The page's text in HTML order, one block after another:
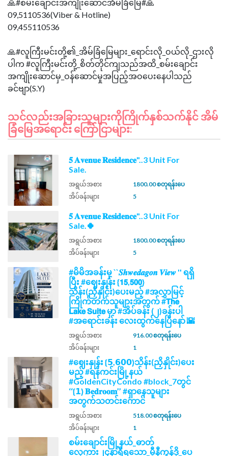
🙏#စမ်းချောင်းအကျိုးဆောင်အိမ်ခြံမြေ#🙏
09,5110536(Viber & Hotline)
09,455110536
🙏#လူကြီးမင်းတို့၏_အိမ်ခြံမြေများ_ရောင်းလို_ဝယ်လို_ဌားလို
ပါက #လူကြီးမင်းတို့_စိတ်တိုင်ကျသည်အထိ_စမ်းချောင်း
အကျိုးဆောင်မှ_ဝန်ဆောင်မှုအပြည့်အဝပေးနေပါသည်
သင်လည်းအခြားသူများကိုကြိုက်နှစ်သက်နိုင် အိမ်
ခြံမြေအရောင်း ကြော်ငြာများ:
𝟓 𝐀𝐯𝐞𝐧𝐮𝐞 𝐑𝐞𝐬𝐢𝐝𝐞𝐧𝐜𝐞"..3 Unit For
Sale.
အရွယ်အစား
1800.00 စတုရန်းပေ
အိပ်ခန်းများ
5
𝟓 𝐀𝐯𝐞𝐧𝐮𝐞 𝐑𝐞𝐬𝐢𝐝𝐞𝐧𝐜𝐞"..3 Unit For
Sale.🍀
အရွယ်အစား
1800.00 စတုရန်းပေ
အိပ်ခန်းများ
5
#မိမိအခန်းမှ ``𝑺𝒉𝒘𝒆𝒅𝒂𝒈𝒐𝒏 𝑽𝒊𝒆𝒘 '' ရရှိ
ပြီး #ဈေးနှုန်း {𝟭𝟱,𝟱𝟬𝟬}
သိန်း(ညှိနှိုင်း)ပေးမည့် #အလွှာမြင့်
ကြိုက်တက်သူများအတွက် #𝗧𝗵𝗲
𝗟𝗮𝗸𝗲 𝗦𝘂𝗶𝘁𝗲 မှာ #အိပ်ခန်း (၂)ခန်းပါ
#အရောင်းခန်း လေးထွက်နေပြီနော် 🌇
အရွယ်အစား
916.00 စတုရန်းပေ
အိပ်ခန်းများ
1
#ဈေးနှုန်း {𝟱,𝟲𝟬𝟬}သိန်း(ညှိနှိုင်း)ပေး
မည့် #ရန်ကင်းမြို့နယ်
#GoldenCityCondo #block_7တွင်
‘‘{𝟭} 𝐁𝐞𝐝𝐫𝐨𝐨𝐦’’ #ရှာနေသူများ
အတွက်သတင်းကောင်
အရွယ်အစား
518.00 စတုရန်းပေ
အိပ်ခန်းများ
1
စမ်းချောင်းမြို့နယ်_ဓာတ်
လှေကား၂၄နာရီရသော_မီနီကွန်ဒို_ပေ